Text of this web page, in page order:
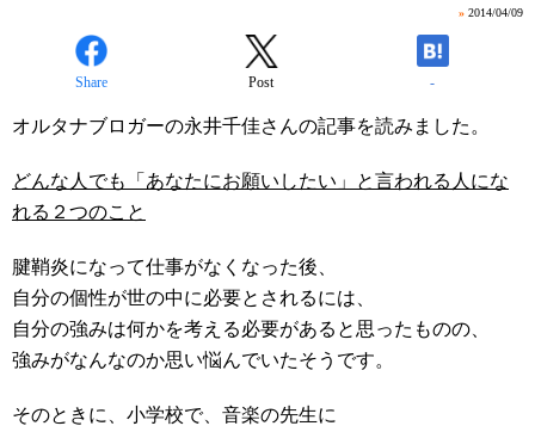
» 2014/04/09
Share Post -
オルタナブロガーの永井千佳さんの記事を読みました。
どんな人でも「あなたにお願いしたい」と言われる人にな
れる２つのこと
腱鞘炎になって仕事がなくなった後、
自分の個性が世の中に必要とされるには、
自分の強みは何かを考える必要があると思ったものの、
強みがなんなのか思い悩んでいたそうです。
そのときに、小学校で、音楽の先生に